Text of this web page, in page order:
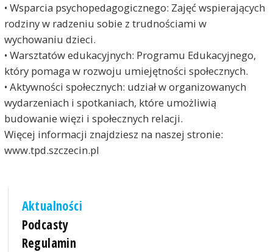
• Wsparcia psychopedagogicznego: Zajęć wspierających
rodziny w radzeniu sobie z trudnościami w
wychowaniu dzieci.
• Warsztatów edukacyjnych: Programu Edukacyjnego,
który pomaga w rozwoju umiejętności społecznych.
• Aktywności społecznych: udział w organizowanych
wydarzeniach i spotkaniach, które umożliwią
budowanie więzi i społecznych relacji.
Więcej informacji znajdziesz na naszej stronie:
www.tpd.szczecin.pl
Aktualności
Podcasty
Regulamin